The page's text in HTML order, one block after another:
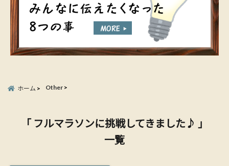
ホーム Other
「 フルマラソンに挑戦してきました♪ 」
一覧